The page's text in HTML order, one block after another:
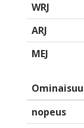
WRJ
ARJ
MEJ
nopeus